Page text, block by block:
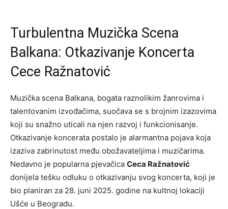
Turbulentna Muzička Scena
Balkana: Otkazivanje Koncerta
Cece Ražnatović
Muzička scena Balkana, bogata raznolikim žanrovima i
talentovanim izvođačima, suočava se s brojnim izazovima
koji su snažno uticali na njen razvoj i funkcionisanje.
Otkazivanje koncerata postalo je alarmantna pojava koja
izaziva zabrinutost među obožavateljima i muzičarima.
Nedavno je popularna pjevačica Ceca Ražnatović
donijela tešku odluku o otkazivanju svog koncerta, koji je
bio planiran za 28. juni 2025. godine na kultnoj lokaciji
Ušće u Beogradu.